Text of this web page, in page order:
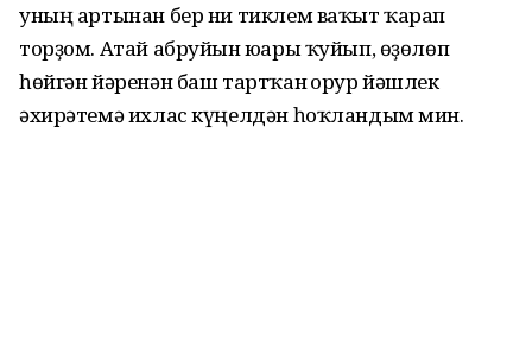
уның артынан бер ни тиклем ваҡыт ҡарап
торҙом. Атай абруйын юғары ҡуйып, өҙөлөп
һөйгән йәренән баш тартҡан ғорур йәшлек
әхирәтемә ихлас күңелдән һоҡландым мин.